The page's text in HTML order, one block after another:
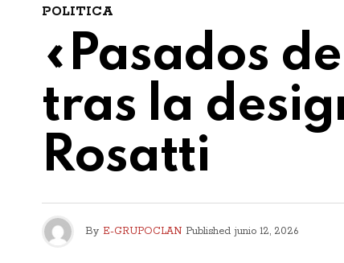
POLITICA
«Pasados
tras la
Rosatti
By E-GRUPOCLAN Published junio 12, 2026